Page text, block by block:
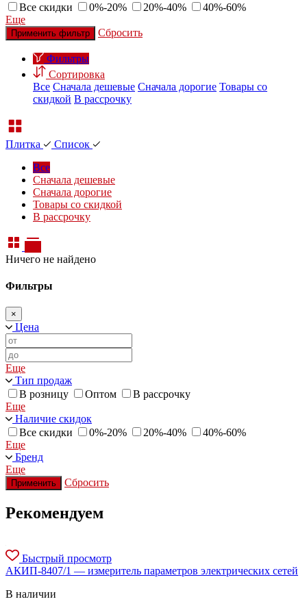
Все скидки
0%-20% 20%-40%
40%-60%
Еще
Применить фильтр Сбросить
Фильтры
Сортировка
Все Сначала дешевые Сначала дорогие Товары со
скидкой В рассрочку
Плитка
Список
Все
Сначала дешевые
Сначала дорогие
Товары со скидкой
В рассрочку
Ничего не найдено
Фильтры
×
Цена
Еще
Тип продаж
В розницу
Оптом
В рассрочку
Еще
Наличие скидок
Все скидки
0%-20% 20%-40%
40%-60%
Еще
Бренд
Еще
Применить Сбросить
Рекомендуем
Быстрый просмотр
АКИП-8407/1 — измеритель параметров электрических сетей
В наличии